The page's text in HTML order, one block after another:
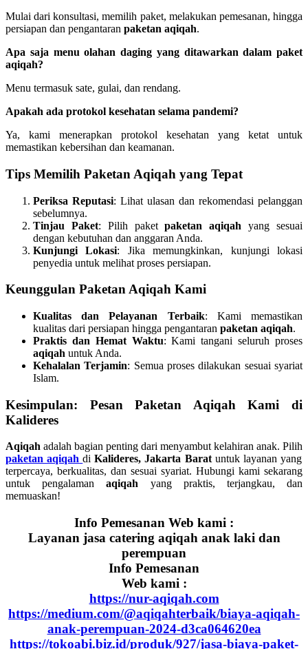
Mulai dari konsultasi, memilih paket, melakukan pemesanan, hingga
persiapan dan pengantaran paketan aqiqah.
Apa saja menu olahan daging yang ditawarkan dalam paket
aqiqah?
Menu termasuk sate, gulai, dan rendang.
Apakah ada protokol kesehatan selama pandemi?
Ya, kami menerapkan protokol kesehatan yang ketat untuk
memastikan kebersihan dan keamanan.
Tips Memilih Paketan Aqiqah yang Tepat
Periksa Reputasi: Lihat ulasan dan rekomendasi pelanggan
sebelumnya.
Tinjau Paket: Pilih paketpaketan aqiqah yang sesuai
dengan kebutuhan dan anggaran Anda.
Kunjungi Lokasi: Jika memungkinkan, kunjungi lokasi
penyedia untuk melihat proses persiapan.
Keunggulan Paketan Aqiqah Kami
Kualitas dan Pelayanan Terbaik: Kami memastikan
kualitas dari persiapan hingga pengantaran paketan aqiqah.
Praktis dan Hemat Waktu: Kami tangani seluruh proses
aqiqah untuk Anda.
Kehalalan Terjamin: Semua proses dilakukan sesuai syariat
Islam.
Kesimpulan: Pesan Paketan Aqiqah Kami di
Kalideres
Aqiqah adalah bagian penting dari menyambut kelahiran anak. Pilih
paketan aqiqah diKalideres, Jakarta Baratuntuk layanan yang
terpercaya, berkualitas, dan sesuai syariat. Hubungi kami sekarang
untuk pengalamanaqiqah yang praktis, terjangkau, dan
memuaskan!
Info Pemesanan Web kami :
Layanan jasa catering aqiqah anak laki dan
perempuan
Info Pemesanan
Web kami :
https://nur-aqiqah.com
https://medium.com/@aqiqahterbaik/biaya-aqiqah-
anak-perempuan-2024-d3ca064620ea
https://tokoabi.biz.id/produk/927/jasa-biaya-paket-